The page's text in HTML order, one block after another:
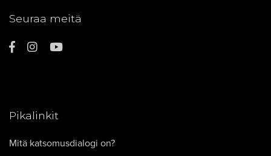
Seuraa meitä
Pikalinkit
Mitä katsomusdialogi on?